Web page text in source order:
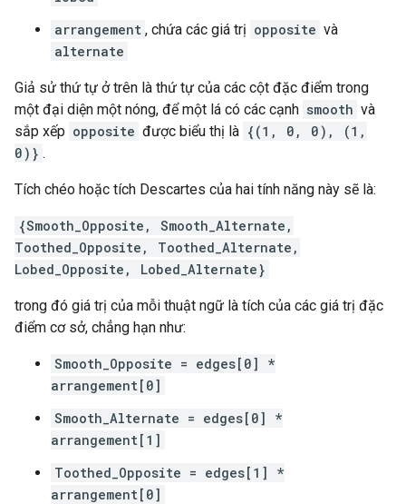
arrangement , chứa các giá trị opposite và
alternate
Giả sử thứ tự ở trên là thứ tự của các cột đặc điểm trong
một đại diện một nóng, để một lá có các cạnh smooth và
sắp xếp opposite được biểu thị là {(1, 0, 0), (1,
0)} .
Tích chéo hoặc tích Descartes của hai tính năng này sẽ là:
{Smooth_Opposite, Smooth_Alternate,
Toothed_Opposite, Toothed_Alternate,
Lobed_Opposite, Lobed_Alternate}
trong đó giá trị của mỗi thuật ngữ là tích của các giá trị đặc
điểm cơ sở, chẳng hạn như:
Smooth_Opposite = edges[0] *
arrangement[0]
Smooth_Alternate = edges[0] *
arrangement[1]
Toothed_Opposite = edges[1] *
arrangement[0]